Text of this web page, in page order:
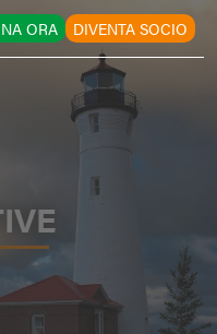
ORA DIVENTA SOCIO